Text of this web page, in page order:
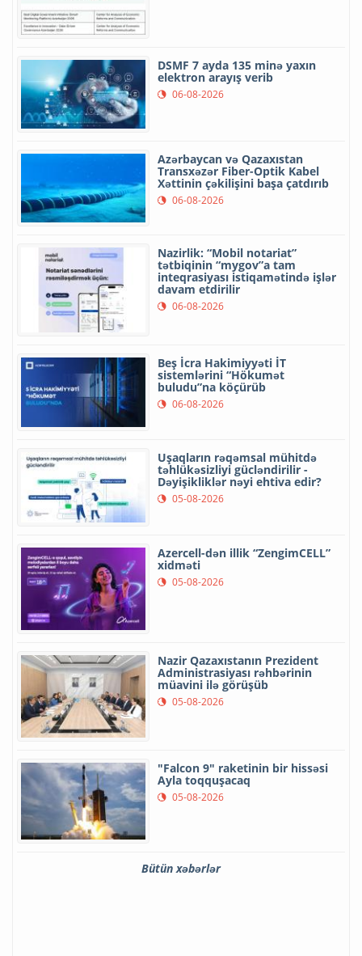
DSMF 7 ayda 135 minə yaxın
elektron arayış verib
06-08-2026
Azərbaycan və Qazaxıstan
Transxəzər Fiber-Optik Kabel
Xəttinin çəkilişini başa çatdırıb
06-08-2026
Nazirlik: “Mobil notariat”
tətbiqinin “mygov”a tam
inteqrasiyası istiqamətində işlər
davam etdirilir
06-08-2026
Beş İcra Hakimiyyəti İT
sistemlərini “Hökumət
buludu”na köçürüb
06-08-2026
Uşaqların rəqəmsal mühitdə
təhlükəsizliyi gücləndirilir -
Dəyişikliklər nəyi ehtiva edir?
05-08-2026
Azercell-dən illik “ZengimCELL”
xidməti
05-08-2026
Nazir Qazaxıstanın Prezident
Administrasiyası rəhbərinin
müavini ilə görüşüb
05-08-2026
"Falcon 9" raketinin bir hissəsi
Ayla toqquşacaq
05-08-2026
Bütün xəbərlər